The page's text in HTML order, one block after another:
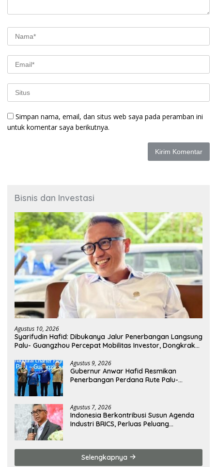
Simpan nama, email, dan situs web saya pada peramban ini
untuk komentar saya berikutnya.
Bisnis dan Investasi
Agustus 10, 2026
Syarifudin Hafid: Dibukanya Jalur Penerbangan Langsung
Palu- Guangzhou Percepat Mobilitas Investor, Dongkrak
Agustus 9, 2026
Gubernur Anwar Hafid Resmikan
Penerbangan Perdana Rute Palu-
Agustus 7, 2026
Indonesia Berkontribusi Susun Agenda
Industri BRICS, Perluas Peluang
Selengkapnya